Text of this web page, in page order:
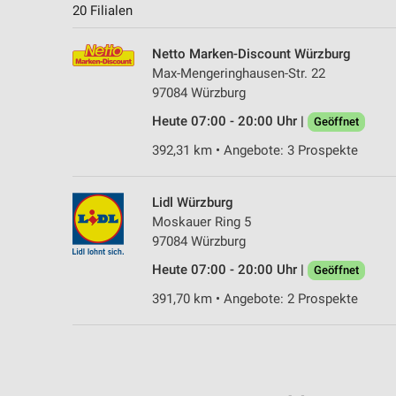
20 Filialen
Netto Marken-Discount Würzburg
Max-Mengeringhausen-Str. 22
97084 Würzburg
Heute 07:00 - 20:00 Uhr |
Geöffnet
392,31 km • Angebote: 3 Prospekte
Lidl Würzburg
Moskauer Ring 5
97084 Würzburg
Heute 07:00 - 20:00 Uhr |
Geöffnet
391,70 km • Angebote: 2 Prospekte